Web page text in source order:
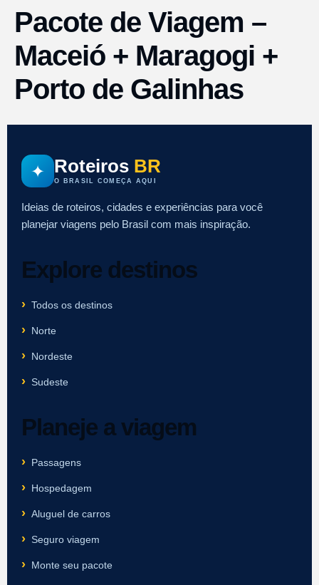
Pacote de Viagem –
Maceió + Maragogi +
Porto de Galinhas
✦ Roteiros BR
O BRASIL COMEÇA AQUI
Ideias de roteiros, cidades e experiências para você
planejar viagens pelo Brasil com mais inspiração.
Explore destinos
Todos os destinos
Norte
Nordeste
Sudeste
Planeje a viagem
Passagens
Hospedagem
Aluguel de carros
Seguro viagem
Monte seu pacote